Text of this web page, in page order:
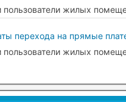
жилых
перехода на прямые
жилых